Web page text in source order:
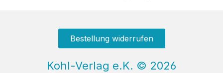
Bestellung widerrufen
Kohl-Verlag e.K. © 2026